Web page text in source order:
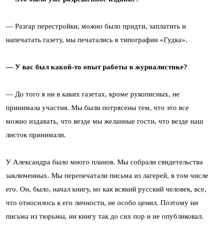
— Разгар перестройки, можно было придти, заплатить и
напечатать газету, мы печатались в типографии «Гудка».
— У вас был какой-то опыт работы в журналистике?
— До того я ни в каких газетах, кроме рукописных, не
принимала участия. Мы были потрясены тем, что это все
можно издавать, что везде мы желанные гости, что везде наш
листок принимали.
У Александра было много планов. Мы собрали свидетельства
заключенных. Мы перепечатали письма из лагерей, в том числе
его. Он, было, начал книгу, но как всякий русский человек, все,
что относилось к его личности, не особо ценил. Поэтому ни
письма из тюрьмы, ни книгу так до сих пор и не опубликовал.